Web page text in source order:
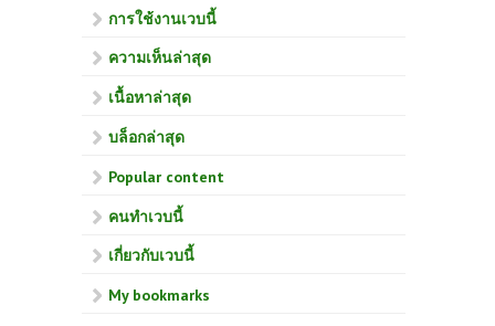
การใช้งานเวบนี้
ความเห็นล่าสุด
เนื้อหาล่าสุด
บล็อกล่าสุด
Popular content
คนทำเวบนี้
เกี่ยวกับเวบนี้
My bookmarks